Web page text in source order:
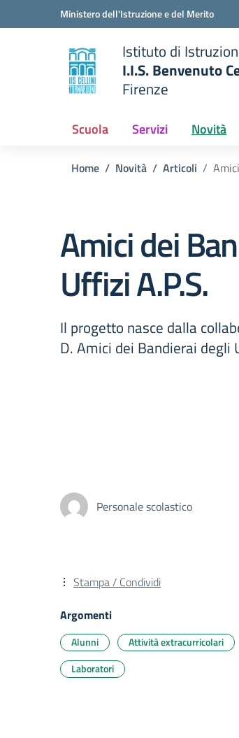
Vai ai contenuti
Vai al menu di navigazioneMinistero dell'Istruzione e del Merito
scuola
Istituto di
I.I.S. Benvenuto
Firenze
Scuola Servizi Novità
Home Novità Articoli
Amici dei
Uffizi A.P.S.
Il progetto nasce dalla
D. Amici dei Bandierai degli
Personale scolastico
Stampa / Condividi
Argomenti
Alunni
Attività extracurricolari
Laboratori